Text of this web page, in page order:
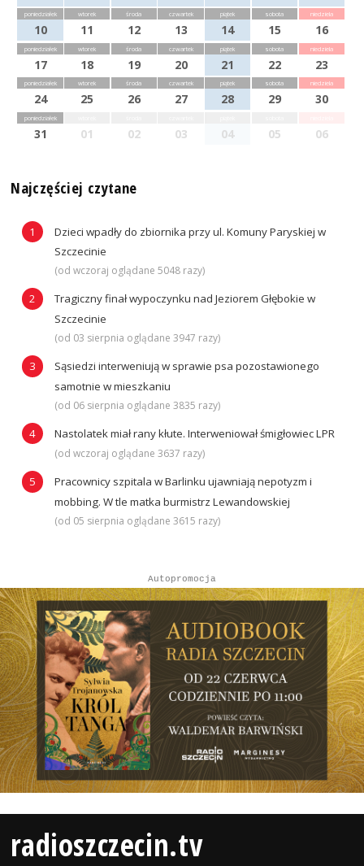
poniedziałek
10
wtorek
11
środa
12
czwartek
13
piątek
14
sobota
15
niedziela
16
poniedziałek
17
wtorek
18
środa
19
czwartek
20
piątek
21
sobota
22
niedziela
23
poniedziałek
24
wtorek
25
środa
26
czwartek
27
piątek
28
sobota
29
niedziela
30
poniedziałek
31 01 02 03 04 05 06
Najczęściej czytane
Dzieci wpadły do zbiornika przy ul. Komuny Paryskiej w
Szczecinie
(od wczoraj oglądane 5048 razy)
Tragiczny finał wypoczynku nad Jeziorem Głębokie w
Szczecinie
(od 03 sierpnia oglądane 3947 razy)
Sąsiedzi interweniują w sprawie psa pozostawionego
samotnie w mieszkaniu
(od 06 sierpnia oglądane 3835 razy)
Nastolatek miał rany kłute. Interweniował śmigłowiec LPR
(od wczoraj oglądane 3637 razy)
Pracownicy szpitala w Barlinku ujawniają nepotyzm i
mobbing. W tle matka burmistrz Lewandowskiej
(od 05 sierpnia oglądane 3615 razy)
Autopromocja
radioszczecin.tv